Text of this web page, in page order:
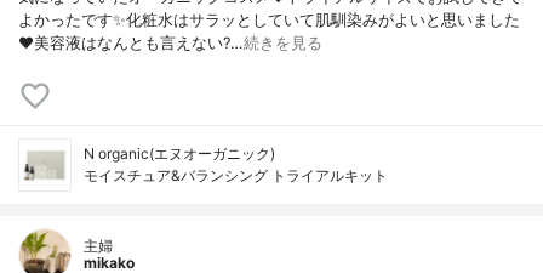
よかったです✨化粧水はサラッとしていて肌馴染みがよいと思いました
❤️美容液はなんとも言えない?…続きを見る
N organic(エヌオーガニック)
モイスチュア&バランシング トライアルキット
主婦
mikako